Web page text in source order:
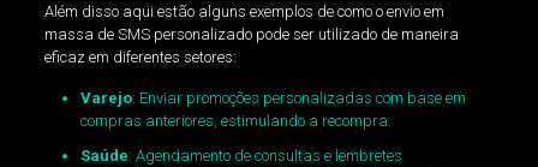
Além disso aqui estão alguns exemplos de como o envio em
massa de SMS personalizado pode ser utilizado de maneira
eficaz em diferentes setores:
Varejo: Enviar promoções personalizadas com base em
compras anteriores, estimulando a recompra.
Saúde: Agendamento de consultas e lembretes